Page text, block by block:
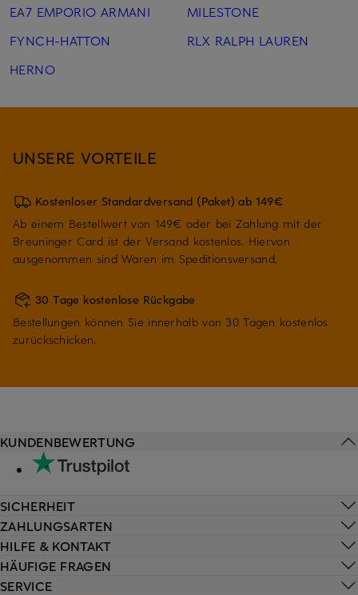
EA7 EMPORIO ARMANI
FYNCH-HATTON
HERNO
MILESTONE
RLX RALPH LAUREN
UNSERE VORTEILE
Kostenloser Standardversand (Paket) ab 149€
Ab einem Bestellwert von 149€ oder bei Zahlung mit der
Breuninger Card ist der Versand kostenlos. Hiervon
ausgenommen sind Waren im Speditionsversand.
30 Tage kostenlose Rückgabe
Bestellungen können Sie innerhalb von 30 Tagen kostenlos
zurückschicken.
HILFE & KONTAKT
HÄUFIGE FRAGEN
SERVICE
KUNDENBEWERTUNG
SICHERHEIT
ZAHLUNGSARTEN